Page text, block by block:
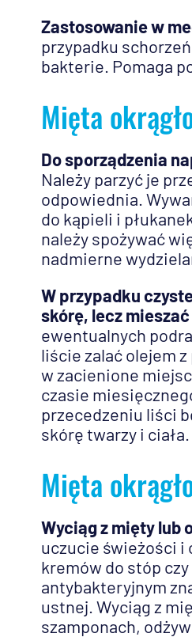
Zastosowanie w
przypadku
bakterie. Pomaga
Mięta
Do sporządzenia
Należy parzyć je
odpowiednia.
do kąpieli i
należy spożywać
nadmierne
W przypadku
skórę, lecz
ewentualnych
liście zalać olejem
w zacienione
czasie
przecedzeniu liści
skórę twarzy i ciała.
Mięta
Wyciąg z mięty lub
uczucie świeżości i
kremów do stóp
antybakteryjnym
ustnej. Wyciąg z
szamponach,